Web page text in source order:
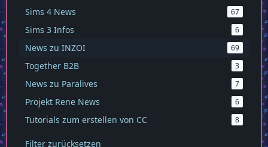
Sims 4 News 67
Sims 3 Infos 6
News zu INZOI 69
Together B2B 3
News zu Paralives 7
Projekt Rene News 6
Tutorials zum erstellen von CC 8
Filter zurücksetzen